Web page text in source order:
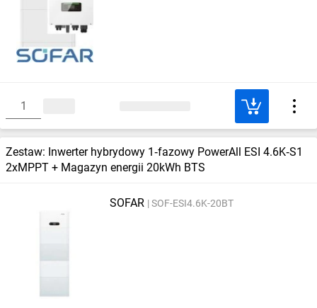
Zestaw: Inwerter hybrydowy 1‑fazowy PowerAll ESI 4.6K‑S1
2xMPPT + Magazyn energii 20kWh BTS
SOFAR SOF-ESI4.6K-20BT